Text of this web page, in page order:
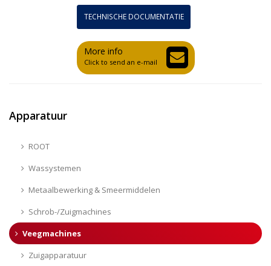
TECHNISCHE DOCUMENTATIE
More info
Click to send an e-mail
Apparatuur
ROOT
Wassystemen
Metaalbewerking & Smeermiddelen
Schrob-/Zuigmachines
Veegmachines
Zuigapparatuur